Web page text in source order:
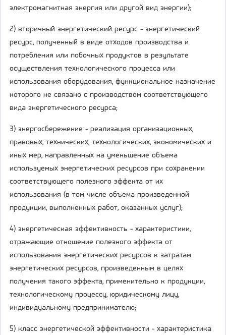
электромагнитная энергия или другой вид энергии);
2) вторичный энергетический ресурс - энергетический
ресурс, полученный в виде отходов производства и
потребления или побочных продуктов в результате
осуществления технологического процесса или
использования оборудования, функциональное назначение
которого не связано с производством соответствующего
вида энергетического ресурса;
3) энергосбережение - реализация организационных,
правовых, технических, технологических, экономических и
иных мер, направленных на уменьшение объема
используемых энергетических ресурсов при сохранении
соответствующего полезного эффекта от их
использования (в том числе объема произведенной
продукции, выполненных работ, оказанных услуг);
4) энергетическая эффективность - характеристики,
отражающие отношение полезного эффекта от
использования энергетических ресурсов к затратам
энергетических ресурсов, произведенным в целях
получения такого эффекта, применительно к продукции,
технологическому процессу, юридическому лицу,
индивидуальному предпринимателю;
5) класс энергетической эффективности - характеристика